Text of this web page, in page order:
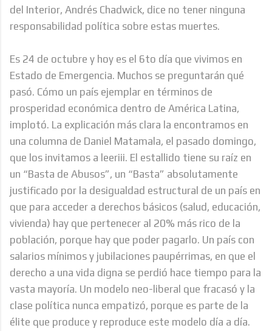
del Interior, Andrés Chadwick, dice no tener ninguna
responsabilidad política sobre estas muertes.
Es 24 de octubre y hoy es el 6to día que vivimos en
Estado de Emergencia. Muchos se preguntarán qué
pasó. Cómo un país ejemplar en términos de
prosperidad económica dentro de América Latina,
implotó. La explicación más clara la encontramos en
una columna de Daniel Matamala, el pasado domingo,
que los invitamos a leeriii. El estallido tiene su raíz en
un “Basta de Abusos”, un “Basta” absolutamente
justificado por la desigualdad estructural de un país en
que para acceder a derechos básicos (salud, educación,
vivienda) hay que pertenecer al 20% más rico de la
población, porque hay que poder pagarlo. Un país con
salarios mínimos y jubilaciones paupérrimas, en que el
derecho a una vida digna se perdió hace tiempo para la
vasta mayoría. Un modelo neo-liberal que fracasó y la
clase política nunca empatizó, porque es parte de la
élite que produce y reproduce este modelo día a día.